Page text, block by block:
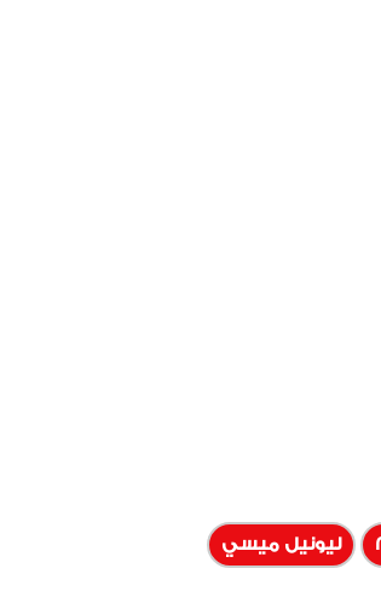
ليونيل ميسي